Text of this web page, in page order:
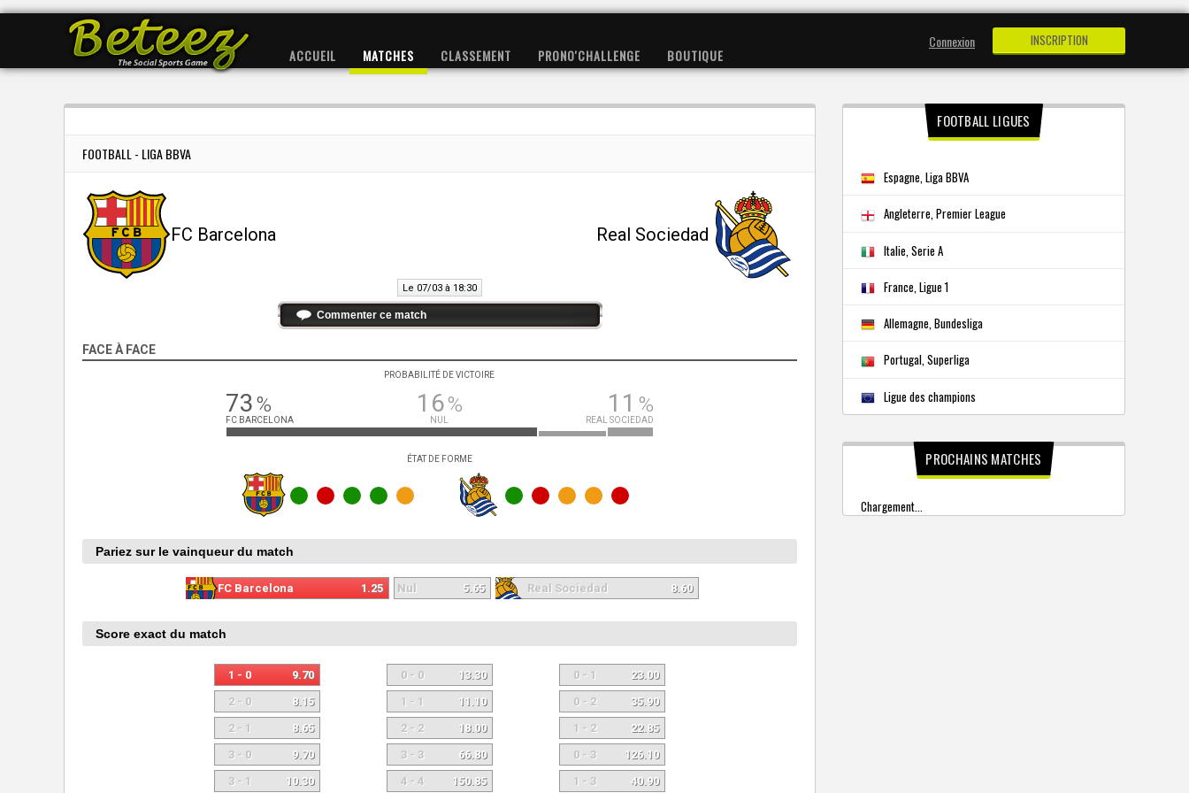
ACCUEIL MATCHES CLASSEMENT PRONO'CHALLENGE BOUTIQUE
Connexion INSCRIPTION
FOOTBALL - LIGA BBVA
FC Barcelona Real Sociedad
Le 07/03 à 18:30
Commenter ce match
FACE À FACE
PROBABILITÉ DE VICTOIRE
73%
FC BARCELONA
16%
NUL
11 %
REAL SOCIEDAD
ÉTAT DE FORME
Pariez sur le vainqueur du match
FC Barcelona 1.25 Nul 5.65 Real Sociedad 8.60
Score exact du match
1 - 0
9.70
2 - 0
8.15
2 - 1
8.65
3 - 0
9.70
3 - 1
10.30
0 - 0
13.30
1 - 1
11.10
2 - 2
18.00
3 - 3
66.80
4 - 4
150.85
0 - 1
23.00
0 - 2
35.90
1 - 2
22.85
0 - 3
126.10
1 - 3
40.90
FOOTBALL LIGUES
Espagne, Liga BBVA
Angleterre, Premier League
Italie, Serie A
France, Ligue 1
Allemagne, Bundesliga
Portugal, Superliga
Ligue des champions
PROCHAINS MATCHES
Chargement...